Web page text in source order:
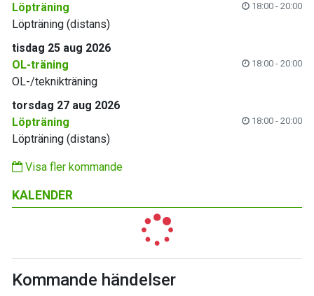
Löpträning
18:00 - 20:00
Löpträning (distans)
tisdag 25 aug 2026
OL-träning
18:00 - 20:00
OL-/teknikträning
torsdag 27 aug 2026
Löpträning
18:00 - 20:00
Löpträning (distans)
Visa fler kommande
KALENDER
Kommande händelser